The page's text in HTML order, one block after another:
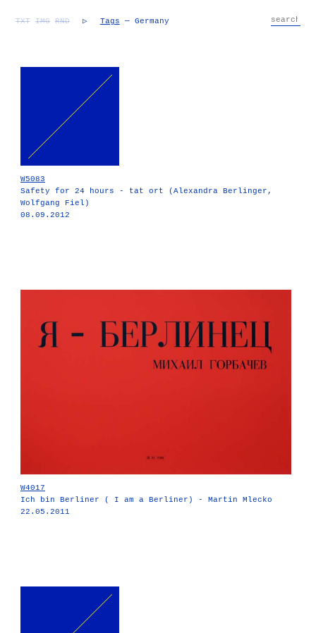
TXT IMG RND ▷ Tags — Germany
W5083
Safety for 24 hours - tat ort (Alexandra Berlinger,
Wolfgang Fiel)
08.09.2012
W4017
Ich bin Berliner ( I am a Berliner) - Martin Mlecko
22.05.2011